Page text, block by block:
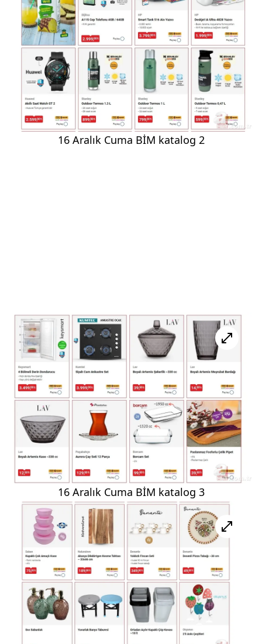
16 Aralık Cuma BİM katalog 2
16 Aralık Cuma BİM katalog 3